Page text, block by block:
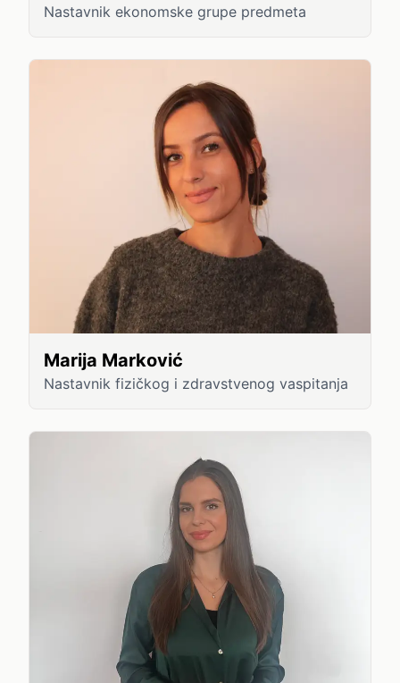
Nastavnik ekonomske grupe predmeta
Marija Marković
Nastavnik fizičkog i zdravstvenog vaspitanja